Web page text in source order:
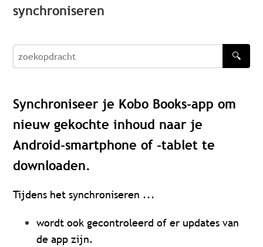
synchroniseren
zoekopdracht
🔍
Synchroniseer je Kobo Books-app om
nieuw gekochte inhoud naar je
Android-smartphone of -tablet te
downloaden.
Tijdens het synchroniseren ...
wordt ook gecontroleerd of er updates van
de app zijn.